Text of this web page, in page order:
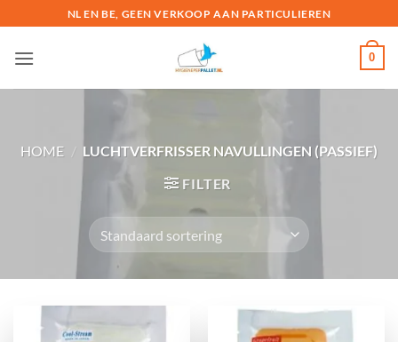
naar
inhoud
NL EN BE, GEEN VERKOOP AAN PARTICULIEREN
0
HOME / LUCHTVERFRISSER NAVULLINGEN (PASSIEF)
FILTER